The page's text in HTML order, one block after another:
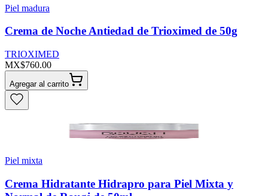
Piel madura
Crema de Noche Antiedad de Trioximed de 50g
TRIOXIMED
MX$760.00
Agregar al carrito
Piel mixta
Crema Hidratante Hidrapro para Piel Mixta y